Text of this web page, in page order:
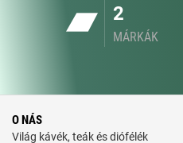
2
MÁRKÁK
O NÁS
Világ kávék, teák és diófélék